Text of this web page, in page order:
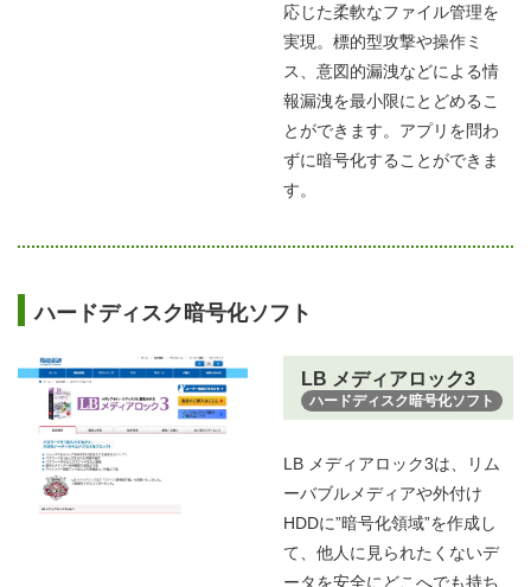
応じた柔軟なファイル管理を
実現。標的型攻撃や操作ミ
ス、意図的漏洩などによる情
報漏洩を最小限にとどめるこ
とができます。アプリを問わ
ずに暗号化することができま
す。
ハードディスク暗号化ソフト
LB メディアロック3
ハードディスク暗号化ソフト
LB メディアロック3は、​リム
ーバブルメディアや外付け
HDDに”暗号化領域”を作成し
て、他人に見られたくないデ
ータを安全にどこへでも持ち